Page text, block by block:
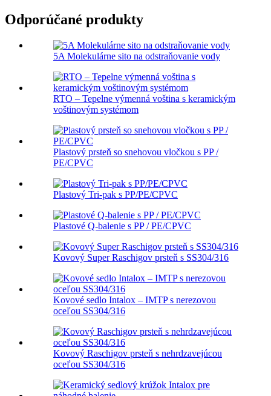
Odporúčané produkty
5A Molekulárne sito na odstraňovanie vody
RTO – Tepelne výmenná voština s keramickým
voštinovým systémom
Plastový prsteň so snehovou vločkou s PP /
PE/CPVC
Plastový Tri-pak s PP/PE/CPVC
Plastové Q-balenie s PP / PE/CPVC
Kovový Super Raschigov prsteň s SS304/316
Kovové sedlo Intalox – IMTP s nerezovou
oceľou SS304/316
Kovový Raschigov prsteň s nehrdzavejúcou
oceľou SS304/316